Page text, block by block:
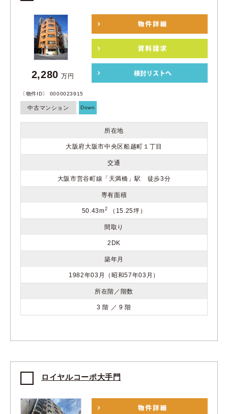
〔物件ID〕 0000023915
中古マンション Down
2,280 万円
所在地
大阪府大阪市中央区船越町１丁目
交通
大阪市営谷町線「天満橋」駅 徒歩3分
専有面積
50.43m2 （15.25坪）
間取り
2DK
築年月
1982年03月（昭和57年03月）
所在階／階数
3 階 ／ 9 階
ロイヤルコーポ大手門